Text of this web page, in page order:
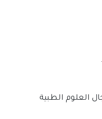
العلوم الطبية